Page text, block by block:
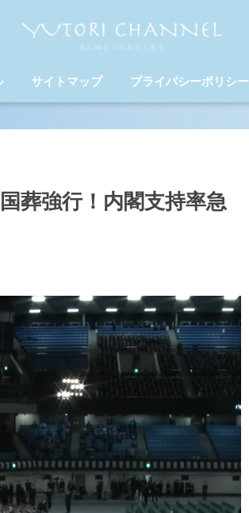
サイトマップ プライバシーポリシー
葬強行！内閣支持率急